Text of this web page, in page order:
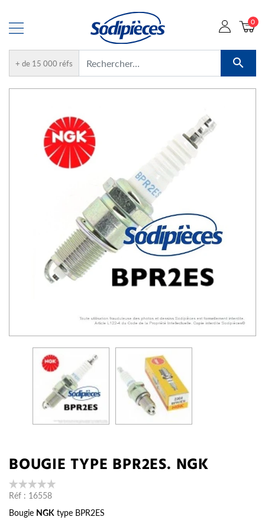
+ de 15 000 réfs 
0
BOUGIE TYPE BPR2ES. NGK
Réf : 16558
Bougie NGK type BPR2ES